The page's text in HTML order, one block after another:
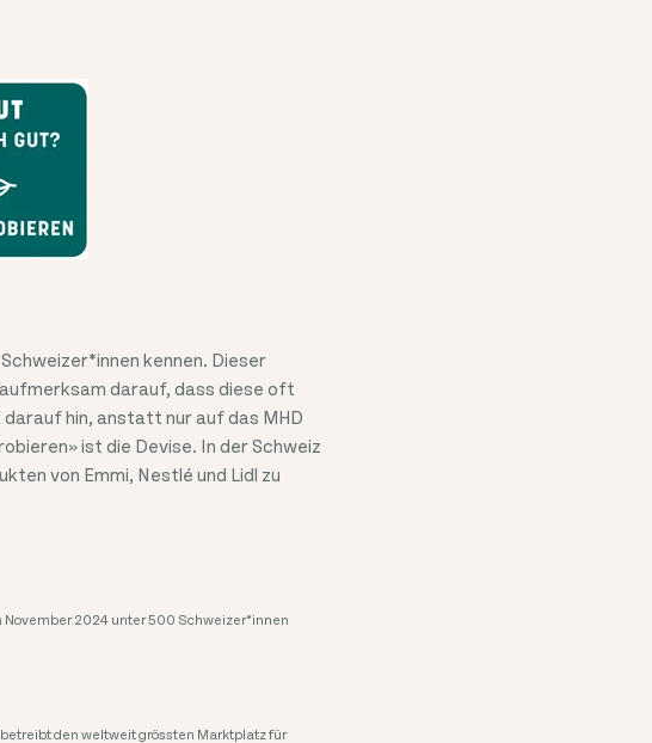
kennen. Dieser
darauf, dass diese oft
hin, anstatt nur auf das MHD
ist die Devise. In der Schweiz
von Emmi, Nestlé und Lidl zu
2024 unter 500 Schweizer*innen
den weltweit grössten Marktplatz für